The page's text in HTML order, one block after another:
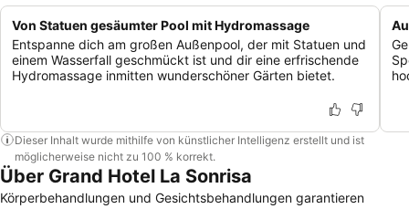
Von Statuen gesäumter Pool mit Hydromassage
Entspanne dich am großen Außenpool, der mit Statuen und
einem Wasserfall geschmückt ist und dir eine erfrischende
Hydromassage inmitten wunderschöner Gärten bietet.
Dieser Inhalt wurde mithilfe von künstlicher Intelligenz erstellt und ist
möglicherweise nicht zu 100 % korrekt.
Über Grand Hotel La Sonrisa
Körperbehandlungen und Gesichtsbehandlungen garantieren